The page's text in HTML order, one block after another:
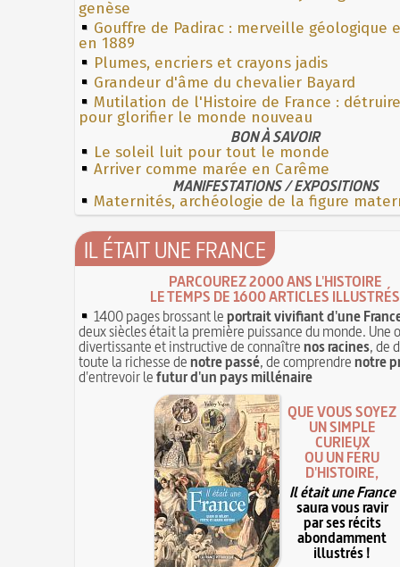
genèse
Gouffre de Padirac : merveille géologique
en 1889
Plumes, encriers et crayons jadis
Grandeur d'âme du chevalier Bayard
Mutilation de l'Histoire de France :
pour glorifier le monde nouveau
BON À SAVOIR
Le soleil luit pour tout le monde
Arriver comme marée en Carême
MANIFESTATIONS / EXPOSITIONS
Maternités, archéologie de la figure
IL ÉTAIT UNE FRANCE
PARCOUREZ 2000 ANS L'HISTOIRE
LE TEMPS DE 1600 ARTICLES ILLUSTRÉS
1400 pages brossant leportrait vivifiant d'une
deux siècles était la première puissance du monde. Une
divertissante et instructive de connaîtrenos racines, de
toute la richesse denotre passé, de comprendrenotre
d'entrevoir lefutur d'un pays millénaire
QUE VOUS SOYEZ
UN SIMPLE
CURIEUX
OU UN FÉRU
D'HISTOIRE,
Il était une France
saura vous ravir
par ses récits
abondamment
illustrés !